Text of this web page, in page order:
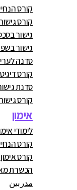
קורס
קורס
גישור
גישור
סדנה
קורס
סדנת
קורס
אימון
לימודי
קורס
קורס
הכשרת
مدربين